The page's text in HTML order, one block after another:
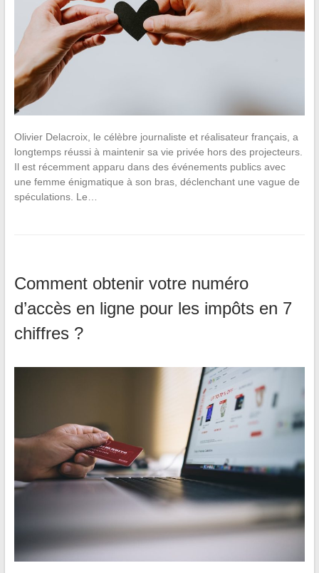
Olivier Delacroix, le célèbre journaliste et réalisateur français, a
longtemps réussi à maintenir sa vie privée hors des projecteurs.
Il est récemment apparu dans des événements publics avec
une femme énigmatique à son bras, déclenchant une vague de
spéculations. Le…
Comment obtenir votre numéro
d’accès en ligne pour les impôts en 7
chiffres ?